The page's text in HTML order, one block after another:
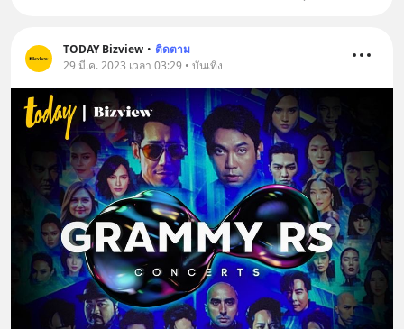
TODAY Bizview • ติดตาม
29 มี.ค. 2023 เวลา 03:29 • บันเทิง